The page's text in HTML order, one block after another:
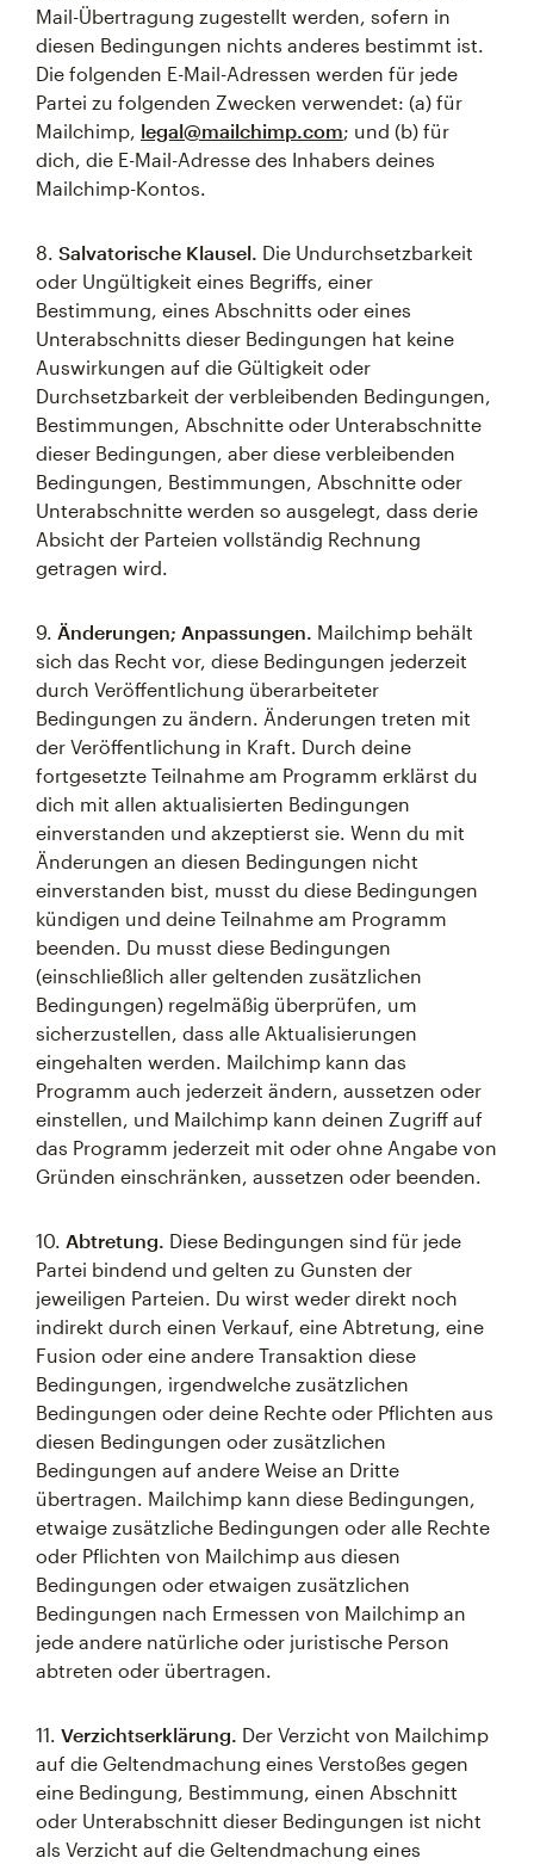
Mail-Übertragung zugestellt werden, sofern in
diesen Bedingungen nichts anderes bestimmt ist.
Die folgenden E-Mail-Adressen werden für jede
Partei zu folgenden Zwecken verwendet: (a) für
Mailchimp, legal@mailchimp.com; und (b) für
dich, die E-Mail-Adresse des Inhabers deines
Mailchimp-Kontos.
8. Salvatorische Klausel. Die Undurchsetzbarkeit
oder Ungültigkeit eines Begriffs, einer
Bestimmung, eines Abschnitts oder eines
Unterabschnitts dieser Bedingungen hat keine
Auswirkungen auf die Gültigkeit oder
Durchsetzbarkeit der verbleibenden Bedingungen,
Bestimmungen, Abschnitte oder Unterabschnitte
dieser Bedingungen, aber diese verbleibenden
Bedingungen, Bestimmungen, Abschnitte oder
Unterabschnitte werden so ausgelegt, dass derie
Absicht der Parteien vollständig Rechnung
getragen wird.
9. Änderungen; Anpassungen. Mailchimp behält
sich das Recht vor, diese Bedingungen jederzeit
durch Veröffentlichung überarbeiteter
Bedingungen zu ändern. Änderungen treten mit
der Veröffentlichung in Kraft. Durch deine
fortgesetzte Teilnahme am Programm erklärst du
dich mit allen aktualisierten Bedingungen
einverstanden und akzeptierst sie. Wenn du mit
Änderungen an diesen Bedingungen nicht
einverstanden bist, musst du diese Bedingungen
kündigen und deine Teilnahme am Programm
beenden. Du musst diese Bedingungen
(einschließlich aller geltenden zusätzlichen
Bedingungen) regelmäßig überprüfen, um
sicherzustellen, dass alle Aktualisierungen
eingehalten werden. Mailchimp kann das
Programm auch jederzeit ändern, aussetzen oder
einstellen, und Mailchimp kann deinen Zugriff auf
das Programm jederzeit mit oder ohne Angabe von
Gründen einschränken, aussetzen oder beenden.
10. Abtretung. Diese Bedingungen sind für jede
Partei bindend und gelten zu Gunsten der
jeweiligen Parteien. Du wirst weder direkt noch
indirekt durch einen Verkauf, eine Abtretung, eine
Fusion oder eine andere Transaktion diese
Bedingungen, irgendwelche zusätzlichen
Bedingungen oder deine Rechte oder Pflichten aus
diesen Bedingungen oder zusätzlichen
Bedingungen auf andere Weise an Dritte
übertragen. Mailchimp kann diese Bedingungen,
etwaige zusätzliche Bedingungen oder alle Rechte
oder Pflichten von Mailchimp aus diesen
Bedingungen oder etwaigen zusätzlichen
Bedingungen nach Ermessen von Mailchimp an
jede andere natürliche oder juristische Person
abtreten oder übertragen.
11. Verzichtserklärung. Der Verzicht von Mailchimp
auf die Geltendmachung eines Verstoßes gegen
eine Bedingung, Bestimmung, einen Abschnitt
oder Unterabschnitt dieser Bedingungen ist nicht
als Verzicht auf die Geltendmachung eines